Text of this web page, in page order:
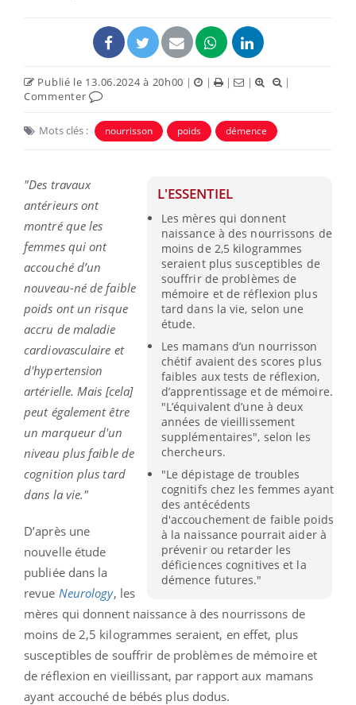
Publié le 13.06.2024 à 20h00 | | | |
|
Commenter
Mots clés : nourrisson poids démence
L'ESSENTIEL
Les mères qui donnent
naissance à des nourrissons de
moins de 2,5 kilogrammes
seraient plus susceptibles de
souffrir de problèmes de
mémoire et de réflexion plus
tard dans la vie, selon une
étude.
Les mamans d’un nourrisson
chétif avaient des scores plus
faibles aux tests de réflexion,
d’apprentissage et de mémoire.
"L’équivalent d’une à deux
années de vieillissement
supplémentaires", selon les
chercheurs.
"Le dépistage de troubles
cognitifs chez les femmes ayant
des antécédents
d'accouchement de faible poids
à la naissance pourrait aider à
prévenir ou retarder les
déficiences cognitives et la
démence futures."
"Des travaux
antérieurs ont
montré que les
femmes qui ont
accouché d’un
nouveau-né de faible
poids ont un risque
accru de maladie
cardiovasculaire et
d'hypertension
artérielle. Mais [cela]
peut également être
un marqueur d'un
niveau plus faible de
cognition plus tard
dans la vie."
D’après une
nouvelle étude
publiée dans la
revue Neurology, les
mères qui donnent naissance à des nourrissons de
moins de 2,5 kilogrammes seraient, en effet, plus
susceptibles de souffrir de problèmes de mémoire et
de réflexion en vieillissant, par rapport aux mamans
ayant accouché de bébés plus dodus.